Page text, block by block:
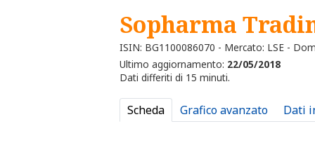
Sopharma
ISIN: BG1100086070 - Mercato: LSE -
Ultimo aggiornamento: 22/05/2018
Dati differiti di 15 minuti.
Scheda Grafico avanzato Dati